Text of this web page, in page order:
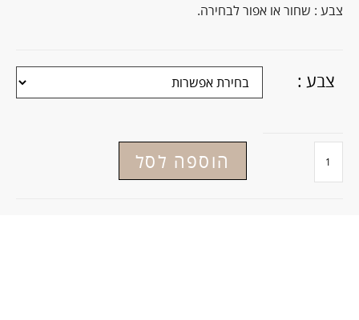
צבע : שחור או אפור לבחירה.
צבע :
הוספה לסל